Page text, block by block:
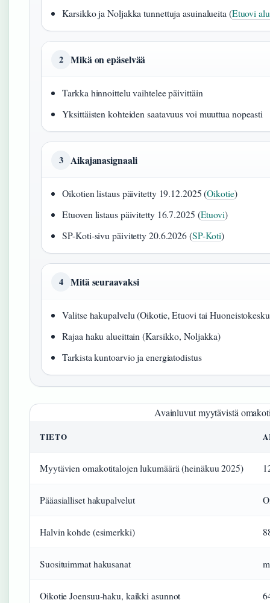
Karsikko ja Noljakka tunnettuja asuinalueita (Etuovi
2 Mikä on epäselvää
Tarkka hinnoittelu vaihtelee päivittäin
Yksittäisten kohteiden saatavuus voi muuttua nopeasti
3 Aikajanasignaali
Oikotien listaus päivitetty 19.12.2025 (Oikotie)
Etuoven listaus päivitetty 16.7.2025 (Etuovi)
SP-Koti-sivu päivitetty 20.6.2026 (SP-Koti)
4 Mitä seuraavaksi
Valitse hakupalvelu (Oikotie, Etuovi tai
Rajaa haku alueittain (Karsikko, Noljakka)
Tarkista kuntoarvio ja energiatodistus
Avainluvut myytävistä
TIETO
Myytävien omakotitalojen lukumäärä (heinäkuu 2025)
Pääasialliset hakupalvelut
Halvin kohde (esimerkki)
Suosituimmat hakusanat
Oikotie Joensuu-haku, kaikki asunnot